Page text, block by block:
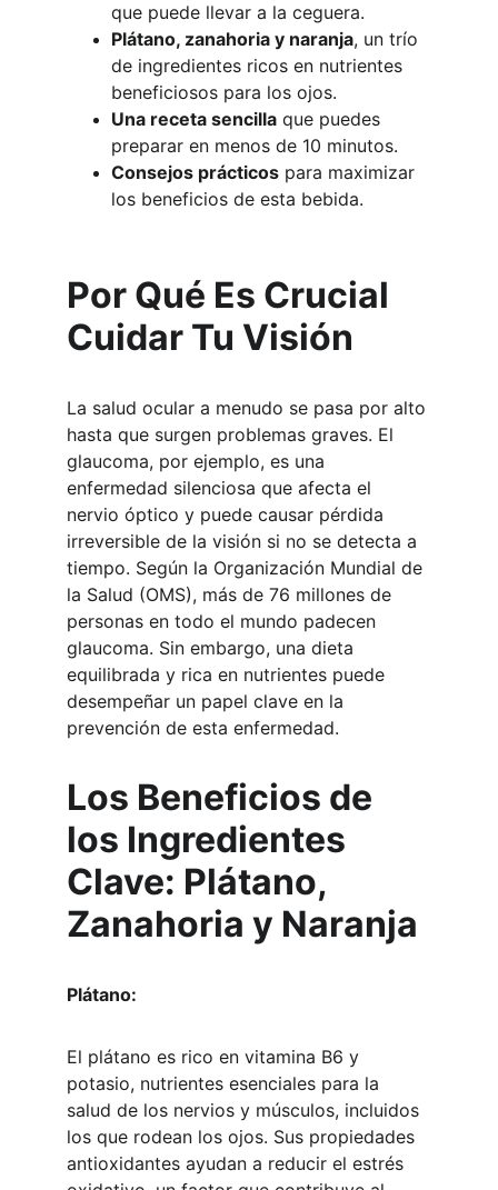
que puede llevar a la ceguera.
Plátano, zanahoria y naranja, un trío
de ingredientes ricos en nutrientes
beneficiosos para los ojos.
Una receta sencilla que puedes
preparar en menos de 10 minutos.
Consejos prácticos para maximizar
los beneficios de esta bebida.
Por Qué Es Crucial
Cuidar Tu Visión
La salud ocular a menudo se pasa por alto
hasta que surgen problemas graves. El
glaucoma, por ejemplo, es una
enfermedad silenciosa que afecta el
nervio óptico y puede causar pérdida
irreversible de la visión si no se detecta a
tiempo. Según la Organización Mundial de
la Salud (OMS), más de 76 millones de
personas en todo el mundo padecen
glaucoma. Sin embargo, una dieta
equilibrada y rica en nutrientes puede
desempeñar un papel clave en la
prevención de esta enfermedad.
Los Beneficios de
los Ingredientes
Clave: Plátano,
Zanahoria y Naranja
Plátano:
El plátano es rico en vitamina B6 y
potasio, nutrientes esenciales para la
salud de los nervios y músculos, incluidos
los que rodean los ojos. Sus propiedades
antioxidantes ayudan a reducir el estrés